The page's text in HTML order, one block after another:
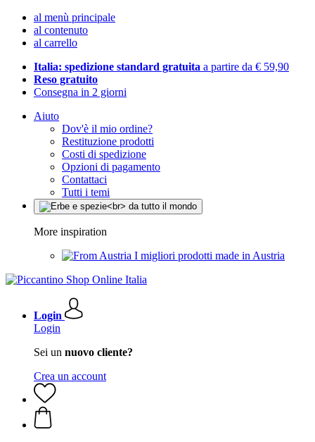
al menù principale
al contenuto
al carrello
Italia: spedizione standard gratuita a partire da € 59,90
Reso gratuito
Consegna in 2 giorni
Aiuto
Dov'è il mio ordine?
Restituzione prodotti
Costi di spedizione
Opzioni di pagamento
Contattaci
Tutti i temi
More inspiration
I migliori prodotti made in Austria
Login
Login
Sei un nuovo cliente?
Crea un account